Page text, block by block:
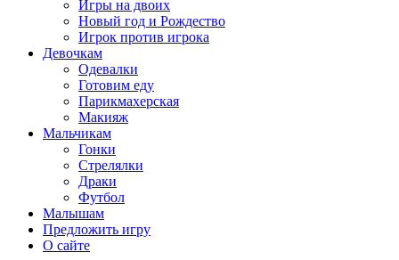
Игры на двоих
Новый год и Рождество
Игрок против игрока
Девочкам
Одевалки
Готовим еду
Парикмахерская
Макияж
Мальчикам
Гонки
Стрелялки
Драки
Футбол
Малышам
Предложить игру
О сайте